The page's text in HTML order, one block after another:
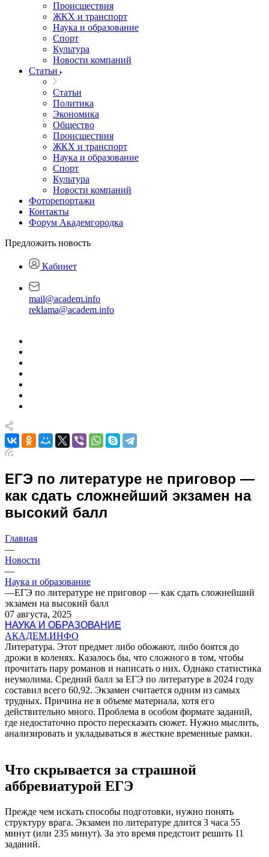
Происшествия
ЖКХ и транспорт
Наука и образование
Спорт
Культура
Новости компаний
Статьи
Статьи
Политика
Экономика
Общество
Происшествия
ЖКХ и транспорт
Наука и образование
Спорт
Культура
Новости компаний
Фоторепортажи
Контакты
Форум Академгородка
Предложить новость
Кабинет
mail@academ.info
reklama@academ.info
ЕГЭ по литературе не приговор —
как сдать сложнейший экзамен на
высокий балл
Главная
—
Новости
—
Наука и образование
—ЕГЭ по литературе не приговор — как сдать сложнейший
экзамен на высокий балл
07 августа, 2025
НАУКА И ОБРАЗОВАНИЕ
АКАДЕМ.ИНФО
Литература. Этот предмет либо обожают, либо боятся до
дрожи в коленях. Казалось бы, что сложного в том, чтобы
прочитать пару романов и написать о них. Однако статистика
неумолима. Средний балл за ЕГЭ по литературе в 2024 году
составил всего 60,92. Экзамен считается одним из самых
трудных. Причина не в объеме материала, хотя его
действительно много. Проблема в особом формате заданий,
где недостаточно просто пересказать сюжет. Нужно мыслить,
анализировать и укладываться в жесткие временные рамки.
Что скрывается за страшной
аббревиатурой ЕГЭ
Прежде чем искать способы подготовки, нужно понять
структуру врага. Экзамен по литературе длится 3 часа 55
минут (или 235 минут). За это время предстоит решить 11
заданий.